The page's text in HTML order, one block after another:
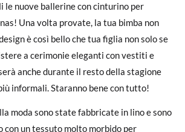
le nuove ballerine con cinturino per
Una volta provate, la tua bimba non
è così bello che tua figlia non solo se
a cerimonie eleganti con vestiti e
anche durante il resto della stagione
informali. Staranno bene con tutto!
moda sono state fabbricate in lino e sono
con un tessuto molto morbido per